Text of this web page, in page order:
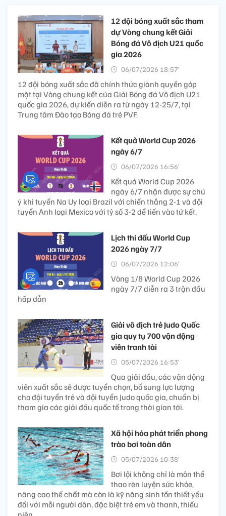
12 đội bóng xuất sắc tham
dự Vòng chung kết Giải
Bóng đá Vô địch U21 quốc
gia 2026
06/07/2026 18:57’
12 đội bóng xuất sắc đã chính thức giành quyền góp
mặt tại Vòng chung kết của Giải Bóng đá Vô địch U21
quốc gia 2026, dự kiến diễn ra từ ngày 12-25/7, tại
Trung tâm Đào tạo Bóng đá trẻ PVF.
Kết quả World Cup 2026
ngày 6/7
06/07/2026 16:56’
Kết quả World Cup 2026
ngày 6/7 nhận được sự chú
ý khi tuyển Na Uy loại Brazil với chiến thắng 2-1 và đội
tuyển Anh loại Mexico với tỷ số 3-2 để tiến vào tứ kết.
Lịch thi đấu World Cup
2026 ngày 7/7
06/07/2026 12:06’
Vòng 1/8 World Cup 2026
ngày 7/7 diễn ra 3 trận đấu
hấp dẫn
Giải vô địch trẻ Judo Quốc
gia quy tụ 700 vận động
viên tranh tài
05/07/2026 16:53’
Qua giải đấu, các vận động
viên xuất sắc sẽ được tuyển chọn, bổ sung lực lượng
cho đội tuyển trẻ và đội tuyển Judo quốc gia, chuẩn bị
tham gia các giải đấu quốc tế trong thời gian tới.
Xã hội hóa phát triển phong
trào bơi toàn dân
05/07/2026 10:38’
Bơi lội không chỉ là môn thể
thao rèn luyện sức khỏe,
nâng cao thể chất mà còn là kỹ năng sinh tồn thiết yếu
đối với mỗi người dân, đặc biệt trẻ em và thanh, thiếu